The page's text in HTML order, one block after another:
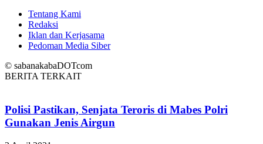
Tentang Kami
Redaksi
Iklan dan Kerjasama
Pedoman Media Siber
© sabanakabaDOTcom
BERITA TERKAIT
Polisi Pastikan, Senjata Teroris di Mabes Polri
Gunakan Jenis Airgun